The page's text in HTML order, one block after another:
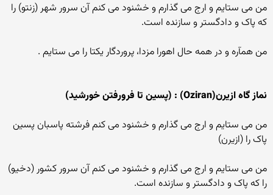
من می ستایم و ارج می گذارم و خشنود می کنم آن سرور شهر (زنتو) را
که پاک و دادگستر و سازنده است.
من همآره و در همه حال اهورا مزدا، پروردگار یکتا را می ستایم .
نماز گاه ازیرن(Oziran) : (پسین تا فرورفتن خورشید)
من می ستایم و ارج می گذارم و خشنود می کنم فرشته پاسبان پسین
پاک را (ازیرن)
من می ستایم و ارج می گذارم و خشنود می کنم آن سرور کشور (دخیو)
را که پاک و دادگستر و سازنده است.